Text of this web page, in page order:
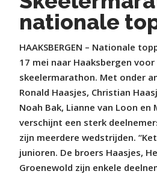
nationale
HAAKSBERGEN – Nationale
17 mei naar Haaksbergen voor
skeelermarathon. Met onder
Ronald Haasjes, Christian
Noah Bak, Lianne van Loon en
verschijnt een sterk
zijn meerdere wedstrijden.
junioren. De broers Haasjes,
Groenewold zijn enkele